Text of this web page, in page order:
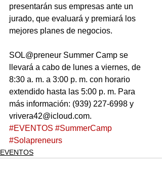
presentarán sus empresas ante un
jurado, que evaluará y premiará los
mejores planes de negocios.
SOL@preneur Summer Camp se
llevará a cabo de lunes a viernes, de
8:30 a. m. a 3:00 p. m. con horario
extendido hasta las 5:00 p. m. Para
más información: (939) 227-6998 y
vrivera42@icloud.com.
#EVENTOS #SummerCamp
#Solapreneurs
EVENTOS